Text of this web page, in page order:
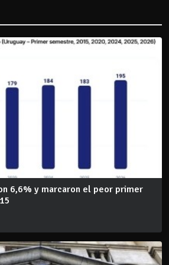
6,6% y marcaron el peor primer